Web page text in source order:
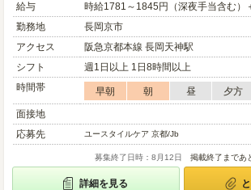
給与
時給1781～1845円（深夜手当含む）
勤務地
長岡京市
アクセス
阪急京都本線 長岡天神駅
シフト
週1日以上 1日8時間以上
時間帯
早朝 朝 昼 夕方
面接地
応募先
ユースタイルケア 京都/Jb
募集終了日時：8月12日 掲載終了まであ
詳細を見る